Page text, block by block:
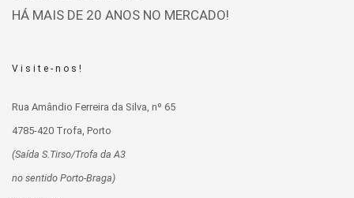
HÁ MAIS DE 20 ANOS NO MERCADO!
Visite-nos!
Rua Amândio Ferreira da Silva, nº 65
4785-420 Trofa, Porto
(Saída S.Tirso/Trofa da A3
no sentido Porto-Braga)